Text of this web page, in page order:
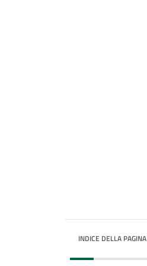
INDICE DELLA PAGINA